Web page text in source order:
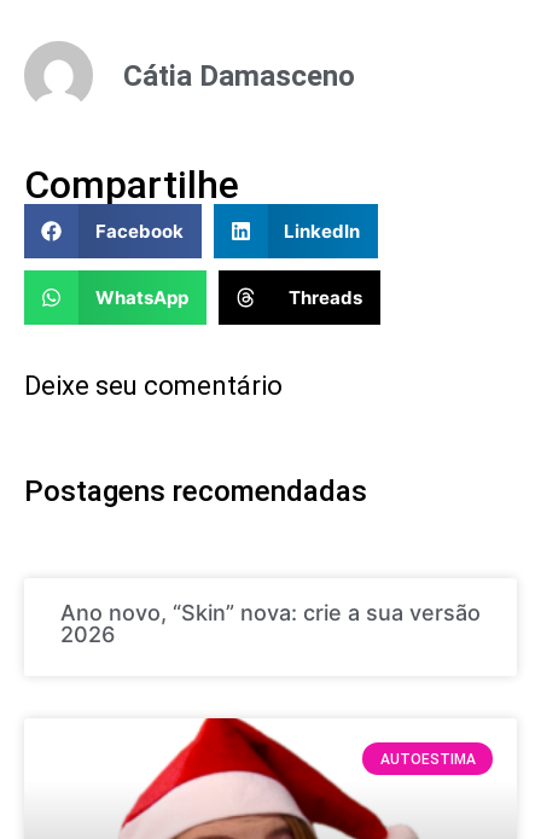
Cátia Damasceno
Compartilhe
Facebook LinkedIn
WhatsApp Threads
Deixe seu comentário
Postagens recomendadas
Ano novo, “Skin” nova: crie a sua versão
2026
AUTOESTIMA